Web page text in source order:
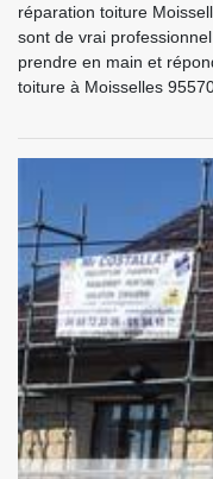
réparation toiture
sont de vrai
prendre en main et
toiture à Moisselles